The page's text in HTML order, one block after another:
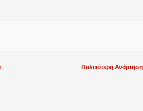
Παλαιότερη Ανάρτηση